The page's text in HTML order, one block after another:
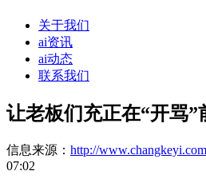
关于我们
ai资讯
ai动态
联系我们
让老板们充正在“开骂”
信息来源： http://www.changkeyi.com
07:02